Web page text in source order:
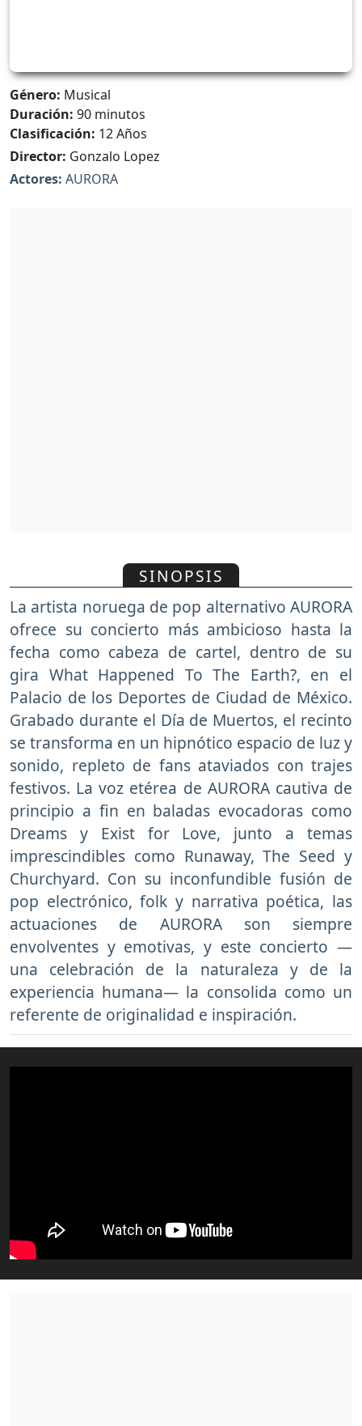
Género: Musical
Duración: 90 minutos
Clasificación: 12 Años
Director: Gonzalo Lopez
Actores: AURORA
SINOPSIS
La artista noruega de pop alternativo AURORA
ofrece su concierto más ambicioso hasta la
fecha como cabeza de cartel, dentro de su
gira What Happened To The Earth?, en el
Palacio de los Deportes de Ciudad de México.
Grabado durante el Día de Muertos, el recinto
se transforma en un hipnótico espacio de luz y
sonido, repleto de fans ataviados con trajes
festivos. La voz etérea de AURORA cautiva de
principio a fin en baladas evocadoras como
Dreams y Exist for Love, junto a temas
imprescindibles como Runaway, The Seed y
Churchyard. Con su inconfundible fusión de
pop electrónico, folk y narrativa poética, las
actuaciones de AURORA son siempre
envolventes y emotivas, y este concierto —
una celebración de la naturaleza y de la
experiencia humana— la consolida como un
referente de originalidad e inspiración.